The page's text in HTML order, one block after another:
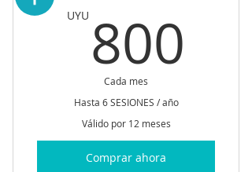
UYU 800
Cada mes
Hasta 6 SESIONES / año
Válido por 12 meses
Comprar ahora